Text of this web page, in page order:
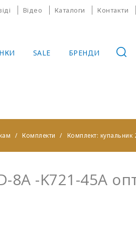
Відео Каталоги Контакти
SALE БРЕНДИ
Комплекти Комплект: купальник
8A -K721-45A